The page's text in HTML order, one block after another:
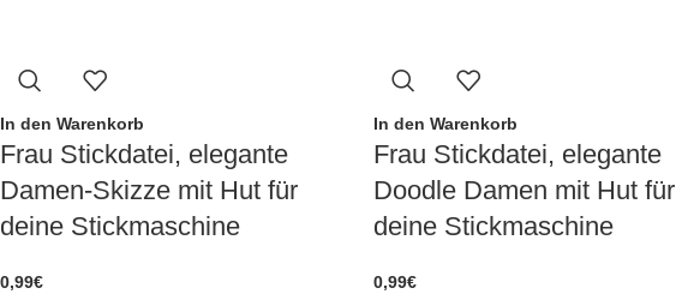
In den Warenkorb
Frau Stickdatei, elegante
Damen-Skizze mit Hut für
deine Stickmaschine
0,99€
In den Warenkorb
Frau Stickdatei, elegante
Doodle Damen mit Hut für
deine Stickmaschine
0,99€